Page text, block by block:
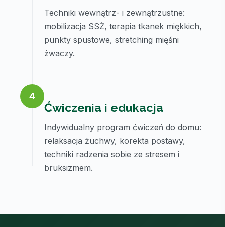
Techniki wewnątrz- i zewnątrzustne:
mobilizacja SSŻ, terapia tkanek miękkich,
punkty spustowe, stretching mięśni
żwaczy.
4
Ćwiczenia i edukacja
Indywidualny program ćwiczeń do domu:
relaksacja żuchwy, korekta postawy,
techniki radzenia sobie ze stresem i
bruksizmem.